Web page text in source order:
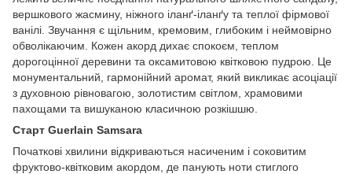
вершкового жасмину, ніжного іланґ-іланґу та теплої фірмової
ванілі. Звучання є щільним, кремовим, глибоким і неймовірно
обволікаючим. Кожен акорд дихає спокоєм, теплом
дорогоцінної деревини та оксамитовою квітковою пудрою. Це
монументальний, гармонійний аромат, який викликає асоціації
з духовною рівновагою, золотистим світлом, храмовими
пахощами та вишуканою класичною розкішшю.
Старт Guerlain Samsara
Початкові хвилини відкриваються насиченим і соковитим
фруктово-квітковим акордом, де панують ноти стиглого